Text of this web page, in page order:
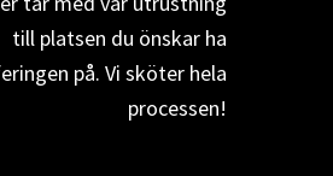
till platsen du önskar ha
på. Vi sköter hela
processen!